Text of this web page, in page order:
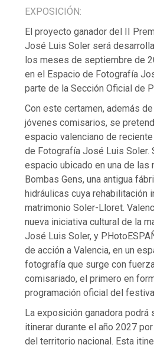
EXPOSICIÓN:
El proyecto ganador del II
José Luis Soler será
los meses de septiembre de
en el Espacio de Fotografía
parte de la Sección Oficial de
Con este certamen, además
jóvenes comisarios, se
espacio valenciano de
de Fotografía José Luis Soler.
espacio ubicado en una de las
Bombas Gens, una antigua
hidráulicas cuya rehabilitación
matrimonio Soler-Lloret.
nueva iniciativa cultural de la
José Luis Soler, y
de acción a Valencia, en un
fotografía que surge con
comisariado, el primero en
programación oficial del
La exposición ganadora
itinerar durante el año 2027
del territorio nacional. Esta